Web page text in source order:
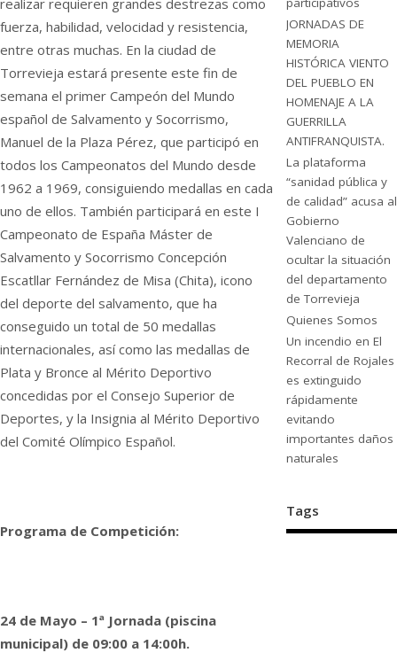
realizar requieren grandes destrezas como
fuerza, habilidad, velocidad y resistencia,
entre otras muchas. En la ciudad de
Torrevieja estará presente este fin de
semana el primer Campeón del Mundo
español de Salvamento y Socorrismo,
Manuel de la Plaza Pérez, que participó en
todos los Campeonatos del Mundo desde
1962 a 1969, consiguiendo medallas en cada
uno de ellos. También participará en este I
Campeonato de España Máster de
Salvamento y Socorrismo Concepción
Escatllar Fernández de Misa (Chita), icono
del deporte del salvamento, que ha
conseguido un total de 50 medallas
internacionales, así como las medallas de
Plata y Bronce al Mérito Deportivo
concedidas por el Consejo Superior de
Deportes, y la Insignia al Mérito Deportivo
del Comité Olímpico Español.
Programa de Competición:
24 de Mayo – 1ª Jornada (piscina
municipal) de 09:00 a 14:00h.
JORNADAS DE
MEMORIA
HISTÓRICA VIENTO
DEL PUEBLO EN
HOMENAJE A LA
GUERRILLA
ANTIFRANQUISTA.
La plataforma
“sanidad pública y
de calidad” acusa al
Gobierno
Valenciano de
ocultar la situación
del departamento
de Torrevieja
Quienes Somos
Un incendio en El
Recorral de Rojales
es extinguido
rápidamente
evitando
importantes daños
naturales
Tags